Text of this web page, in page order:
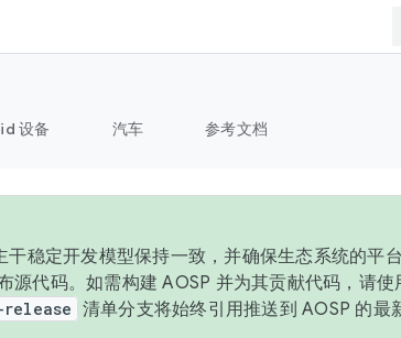
设备 汽车 参考文档
稳定开发模型保持一致，并确保生态系统的平
源代码。如需构建 AOSP 并为其贡献代码，请使
清单分支将始终引用推送到 AOSP 的最